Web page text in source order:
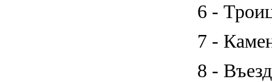
6 -
7 -
8 -